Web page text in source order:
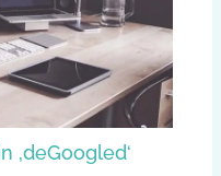
‚deGoogled‘